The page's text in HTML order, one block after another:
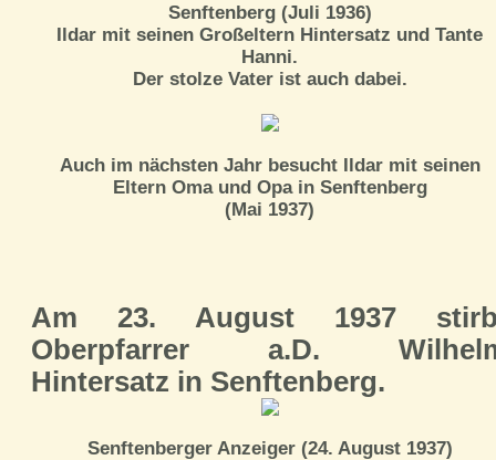
Senftenberg (Juli 1936)
Ildar mit seinen Großeltern Hintersatz und Tante
Hanni.
Der stolze Vater ist auch dabei.
Auch im nächsten Jahr besucht Ildar mit seinen
Eltern Oma und Opa in Senftenberg
(Mai 1937)
Am 23. August 1937
Oberpfarrer a.D.
Hintersatz in Senftenberg.
Senftenberger Anzeiger (24. August 1937)